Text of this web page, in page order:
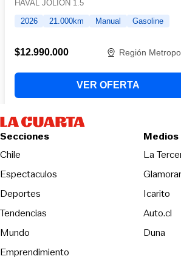
Secciones
Chile
Espectaculos
Deportes
Tendencias
Mundo
Emprendimiento
Medios
La
Icarito
Auto.cl
Duna